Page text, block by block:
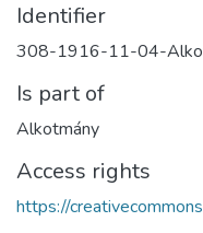
Identifier
308-1916-11-04-
Is part of
Alkotmány
Access rights
https://